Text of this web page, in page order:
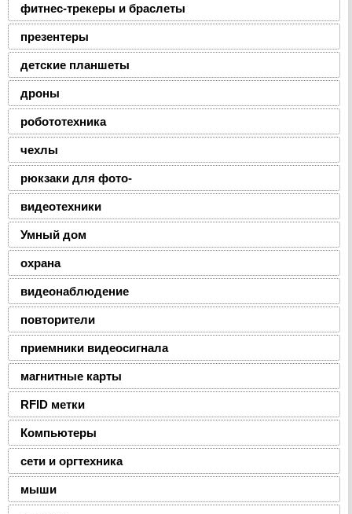
фитнес-трекеры и браслеты
презентеры
детские планшеты
дроны
робототехника
чехлы
рюкзаки для фото-
видеотехники
Умный дом
охрана
видеонаблюдение
повторители
приемники видеосигнала
магнитные карты
RFID метки
Компьютеры
сети и оргтехника
мыши